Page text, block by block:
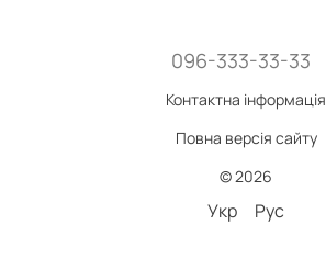
096-333-33-33
Контактна інформація
Повна версія сайту
© 2026
Укр Рус